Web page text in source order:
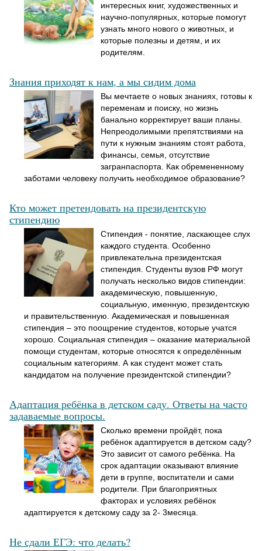
интересных книг, художественных и
научно-популярных, которые помогут
узнать много нового о животных, и
которые полезны и детям, и их
родителям.
Знания приходят к нам, а мы сидим дома
Вы мечтаете о новых знаниях, готовы к
переменам и поиску, но жизнь
банально корректирует ваши планы.
Непреодолимыми препятствиями на
пути к нужным знаниям стоят работа,
финансы, семья, отсутствие
загранпаспорта. Как обремененному
заботами человеку получить необходимое образование?
Кто может претендовать на президентскую
стипендию
Стипендия - понятие, ласкающее слух
каждого студента. Особенно
привлекательна президентская
стипендия. Студенты вузов РФ могут
получать несколько видов стипендии:
академическую, повышенную,
социальную, именную, президентскую
и правительственную. Академическая и повышенная
стипендия – это поощрение студентов, которые учатся
хорошо. Социальная стипендия – оказание материальной
помощи студентам, которые относятся к определённым
социальным категориям. А как студент может стать
кандидатом на получение президентской стипендии?
Адаптация ребёнка в детском саду. Ответы на часто
задаваемые вопросы.
Сколько времени пройдёт, пока
ребёнок адаптируется в детском саду?
Это зависит от самого ребёнка. На
срок адаптации оказывают влияние
дети в группе, воспитатели и сами
родители. При благоприятных
факторах и условиях ребёнок
адаптируется к детскому саду за 2- 3месяца.
Не сдали ЕГЭ: что делать?